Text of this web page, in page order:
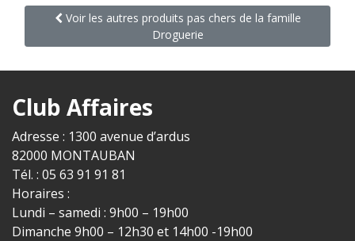
Voir les autres produits pas chers de la famille
Droguerie
Club Affaires
Adresse : 1300 avenue d’ardus
82000 MONTAUBAN
Tél. : 05 63 91 91 81
Horaires :
Lundi – samedi : 9h00 – 19h00
Dimanche 9h00 – 12h30 et 14h00 -19h00